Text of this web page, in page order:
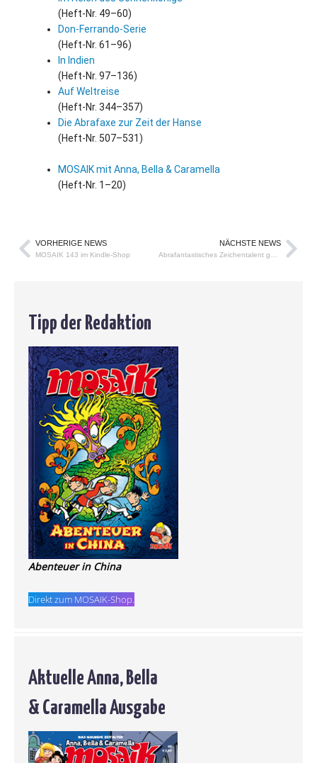
(Heft-Nr. 49–60)
Don-Ferrando-Serie
(Heft-Nr. 61–96)
In Indien
(Heft-Nr. 97–136)
Auf Weltreise
(Heft-Nr. 344–357)
Die Abrafaxe zur Zeit der Hanse
(Heft-Nr. 507–531)
MOSAIK mit Anna, Bella & Caramella
(Heft-Nr. 1–20)
VORHERIGE NEWS
MOSAIK 143 im Kindle-Shop
NÄCHSTE NEWS
Tipp der Redaktion
Abenteuer in China
Direkt zum MOSAIK-Shop.
Aktuelle Anna, Bella
& Caramella Ausgabe